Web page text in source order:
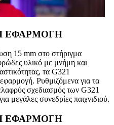
ΕΦΑΡΜΟΓΗ
15 mm στο στήριγμα
υλικό με μνήμη και
τα G321
Ρυθμιζόμενα για τα
σχεδιασμός των G321
μεγάλες συνεδρίες παιχνιδιού.
ΕΦΑΡΜΟΓΗ